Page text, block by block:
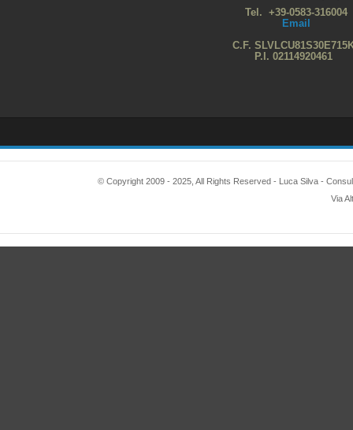
Tel. +39-0583-316004
Email
C.F.
P.I. 02114920461
© Copyright 2009 - 2025, All Rights Reserved - Luca Silva -
Via